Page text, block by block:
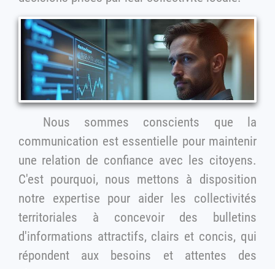
Nous sommes conscients que la
communication est essentielle pour maintenir
une relation de confiance avec les citoyens.
C'est pourquoi, nous mettons à disposition
notre expertise pour aider les collectivités
territoriales à concevoir des bulletins
d'informations attractifs, clairs et concis, qui
répondent aux besoins et attentes des